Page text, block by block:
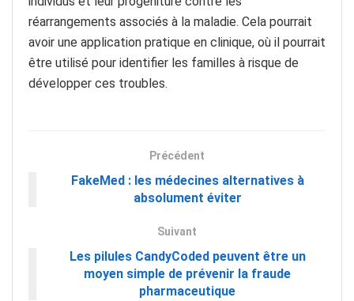
réarrangements associés à la maladie. Cela pourrait
avoir une application pratique en clinique, où il pourrait
être utilisé pour identifier les familles à risque de
développer ces troubles.
Précédent
FakeMed : les médecines alternatives à
absolument éviter
Suivant
Les pilules CandyCoded peuvent être un
moyen simple de prévenir la fraude
pharmaceutique